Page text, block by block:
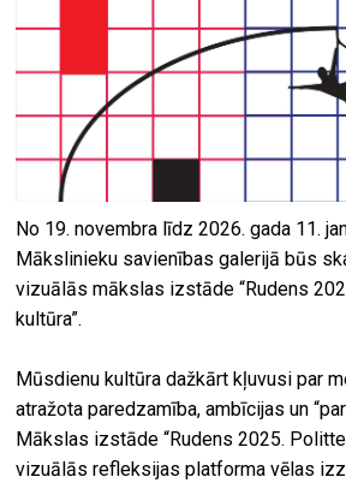
No 19. novembra līdz 2026. gada 11.
Mākslinieku savienības galerijā būs
vizuālās mākslas izstāde “Rudens
kultūra”.
Mūsdienu kultūra dažkārt kļuvusi par
atražota paredzamība, ambīcijas un
Mākslas izstāde “Rudens 2025.
vizuālās refleksijas platforma vēlas